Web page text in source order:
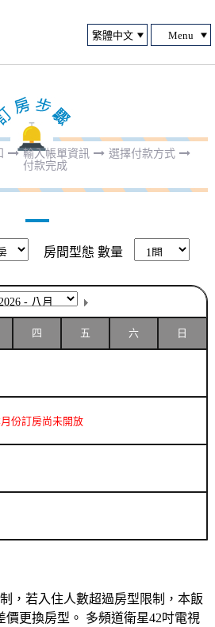
Menu
輸入帳單資訊
選擇付款方式
付款完成
房間型態 數量
四 五 六 日
份訂房尚未開放
，若入住人數超過房型限制，本飯
價更換房型。 多頻道衛星42吋電視